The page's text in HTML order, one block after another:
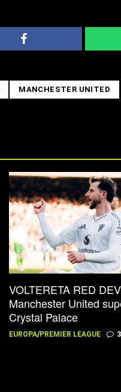
MANCHESTER UNITED
VOLTERETA RED
Manchester United
Crystal Palace
EUROPA/PREMIER LEAGUE 3